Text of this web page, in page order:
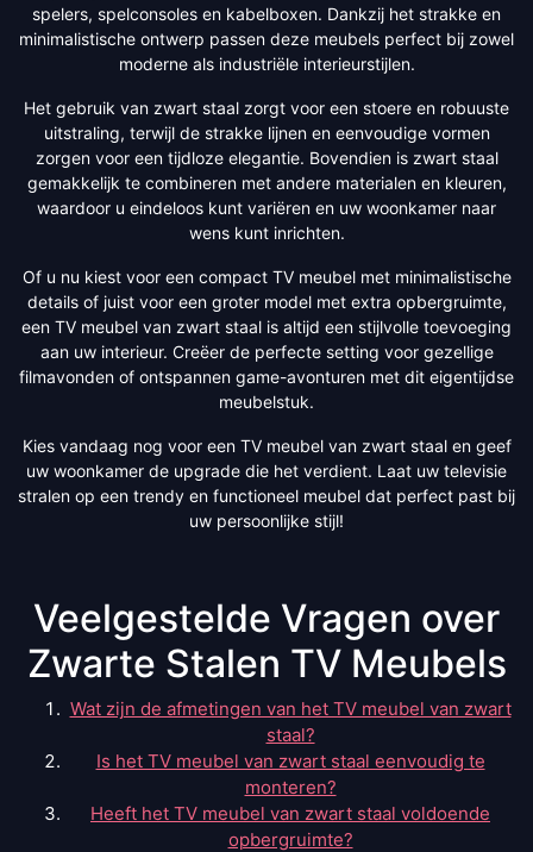
spelers, spelconsoles en kabelboxen. Dankzij het strakke en
minimalistische ontwerp passen deze meubels perfect bij zowel
moderne als industriële interieurstijlen.
Het gebruik van zwart staal zorgt voor een stoere en robuuste
uitstraling, terwijl de strakke lijnen en eenvoudige vormen
zorgen voor een tijdloze elegantie. Bovendien is zwart staal
gemakkelijk te combineren met andere materialen en kleuren,
waardoor u eindeloos kunt variëren en uw woonkamer naar
wens kunt inrichten.
Of u nu kiest voor een compact TV meubel met minimalistische
details of juist voor een groter model met extra opbergruimte,
een TV meubel van zwart staal is altijd een stijlvolle toevoeging
aan uw interieur. Creëer de perfecte setting voor gezellige
filmavonden of ontspannen game-avonturen met dit eigentijdse
meubelstuk.
Kies vandaag nog voor een TV meubel van zwart staal en geef
uw woonkamer de upgrade die het verdient. Laat uw televisie
stralen op een trendy en functioneel meubel dat perfect past bij
uw persoonlijke stijl!
Veelgestelde Vragen over
Zwarte Stalen TV Meubels
Wat zijn de afmetingen van het TV meubel van zwart
staal?
Is het TV meubel van zwart staal eenvoudig te
monteren?
Heeft het TV meubel van zwart staal voldoende
opbergruimte?